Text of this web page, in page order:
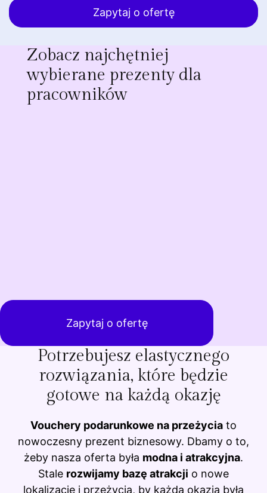
Zapytaj o ofertę
Zobacz najchętniej
wybierane prezenty dla
pracowników
Zapytaj o ofertę
Potrzebujesz elastycznego
rozwiązania, które będzie
gotowe na każdą okazję
Vouchery podarunkowe na przeżycia to
nowoczesny prezent biznesowy. Dbamy o to,
żeby nasza oferta była modna i atrakcyjna.
Stale rozwijamy bazę atrakcji o nowe
lokalizacje i przeżycia, by każda okazja była